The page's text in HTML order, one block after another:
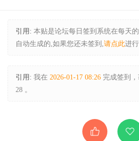
引用: 本贴是论坛每日签到系统在每天
自动生成的,如果您还未签到,请点此进
引用: 我在 2026-01-17 08:26 完成签到
28 。